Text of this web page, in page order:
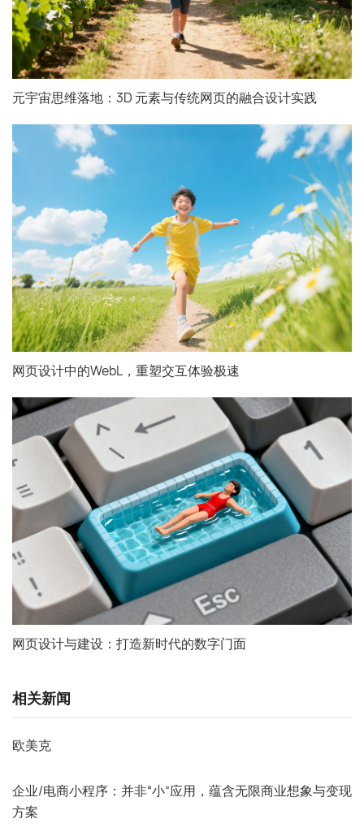
元宇宙思维落地：3D 元素与传统网页的融合设计实践
网页设计中的WebL，重塑交互体验极速
网页设计与建设：打造新时代的数字门面
相关新闻
欧美克
企业/电商小程序：并非“小”应用，蕴含无限商业想象与变现
方案